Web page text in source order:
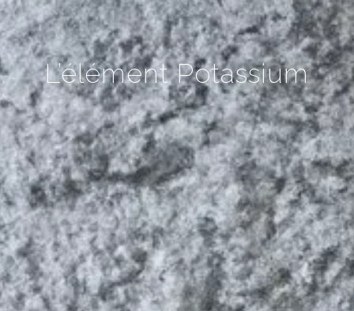
L’élément Potassium